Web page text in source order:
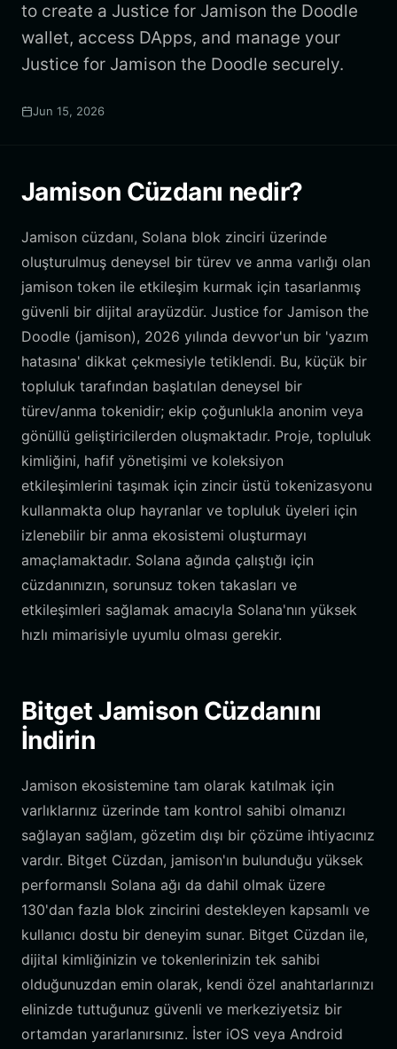
to create a Justice for Jamison the Doodle
wallet, access DApps, and manage your
Justice for Jamison the Doodle securely.
Jun 15, 2026
Jamison Cüzdanı nedir?
Jamison cüzdanı, Solana blok zinciri üzerinde
oluşturulmuş deneysel bir türev ve anma varlığı olan
jamison token ile etkileşim kurmak için tasarlanmış
güvenli bir dijital arayüzdür. Justice for Jamison the
Doodle (jamison), 2026 yılında devvor'un bir 'yazım
hatasına' dikkat çekmesiyle tetiklendi. Bu, küçük bir
topluluk tarafından başlatılan deneysel bir
türev/anma tokenidir; ekip çoğunlukla anonim veya
gönüllü geliştiricilerden oluşmaktadır. Proje, topluluk
kimliğini, hafif yönetişimi ve koleksiyon
etkileşimlerini taşımak için zincir üstü tokenizasyonu
kullanmakta olup hayranlar ve topluluk üyeleri için
izlenebilir bir anma ekosistemi oluşturmayı
amaçlamaktadır. Solana ağında çalıştığı için
cüzdanınızın, sorunsuz token takasları ve
etkileşimleri sağlamak amacıyla Solana'nın yüksek
hızlı mimarisiyle uyumlu olması gerekir.
Bitget Jamison Cüzdanını
İndirin
Jamison ekosistemine tam olarak katılmak için
varlıklarınız üzerinde tam kontrol sahibi olmanızı
sağlayan sağlam, gözetim dışı bir çözüme ihtiyacınız
vardır. Bitget Cüzdan, jamison'ın bulunduğu yüksek
performanslı Solana ağı da dahil olmak üzere
130'dan fazla blok zincirini destekleyen kapsamlı ve
kullanıcı dostu bir deneyim sunar. Bitget Cüzdan ile,
dijital kimliğinizin ve tokenlerinizin tek sahibi
olduğunuzdan emin olarak, kendi özel anahtarlarınızı
elinizde tuttuğunuz güvenli ve merkeziyetsiz bir
ortamdan yararlanırsınız. İster iOS veya Android